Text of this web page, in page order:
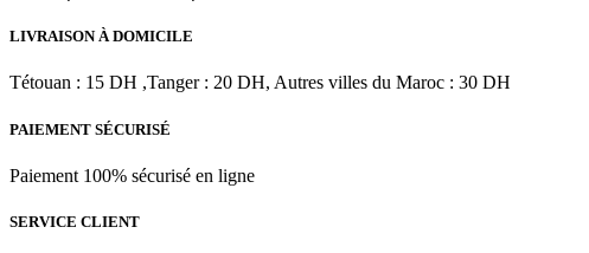
être
sur
page
produit
à
LIVRAISON À DOMICILE
Tétouan : 15 DH ,Tanger : 20 DH, Autres villes du Maroc : 30 DH
PAIEMENT SÉCURISÉ
Paiement 100% sécurisé en ligne
SERVICE CLIENT